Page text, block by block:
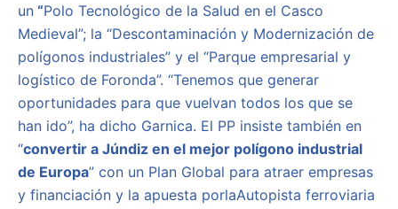
un “Polo Tecnológico de la Salud en el Casco
Medieval”; la “Descontaminación y Modernización de
polígonos industriales” y el “Parque empresarial y
logístico de Foronda”. “Tenemos que generar
oportunidades para que vuelvan todos los que se
han ido”, ha dicho Garnica. El PP insiste también en
“convertir a Júndiz en el mejor polígono industrial
de Europa” con un Plan Global para atraer empresas
y financiación y la apuesta porlaAutopista ferroviaria